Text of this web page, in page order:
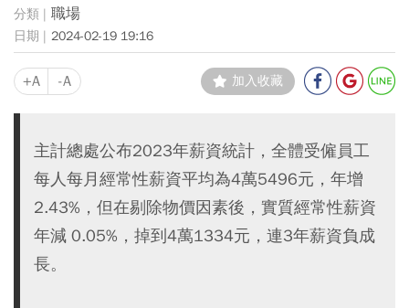
職場
2024-02-19 19:16
+A -A 加入收藏
主計總處公布2023年薪資統計，全體受僱員工
每人每月經常性薪資平均為4萬5496元，年增
2.43%，但在剔除物價因素後，實質經常性薪資
年減 0.05%，掉到4萬1334元，連3年薪資負成
長。